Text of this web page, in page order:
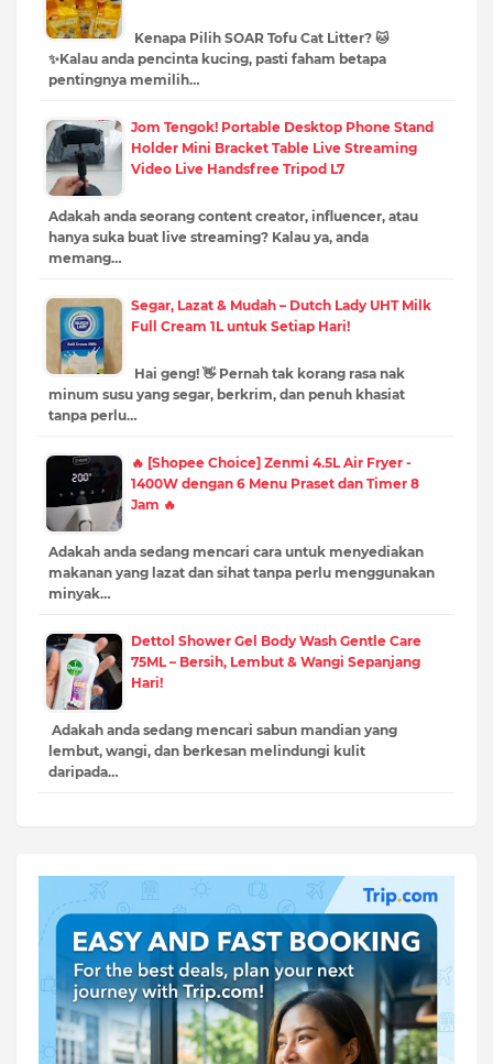
Kenapa Pilih SOAR Tofu Cat Litter? 🐱
✨Kalau anda pencinta kucing, pasti faham betapa
pentingnya memilih…
Jom Tengok! Portable Desktop Phone Stand
Holder Mini Bracket Table Live Streaming
Video Live Handsfree Tripod L7
Adakah anda seorang content creator, influencer, atau
hanya suka buat live streaming? Kalau ya, anda
memang…
Segar, Lazat & Mudah – Dutch Lady UHT Milk
Full Cream 1L untuk Setiap Hari!
Hai geng! 👋 Pernah tak korang rasa nak
minum susu yang segar, berkrim, dan penuh khasiat
tanpa perlu…
🔥 [Shopee Choice] Zenmi 4.5L Air Fryer -
1400W dengan 6 Menu Praset dan Timer 8
Jam 🔥
Adakah anda sedang mencari cara untuk menyediakan
makanan yang lazat dan sihat tanpa perlu menggunakan
minyak…
Dettol Shower Gel Body Wash Gentle Care
75ML – Bersih, Lembut & Wangi Sepanjang
Hari!
Adakah anda sedang mencari sabun mandian yang
lembut, wangi, dan berkesan melindungi kulit
daripada…